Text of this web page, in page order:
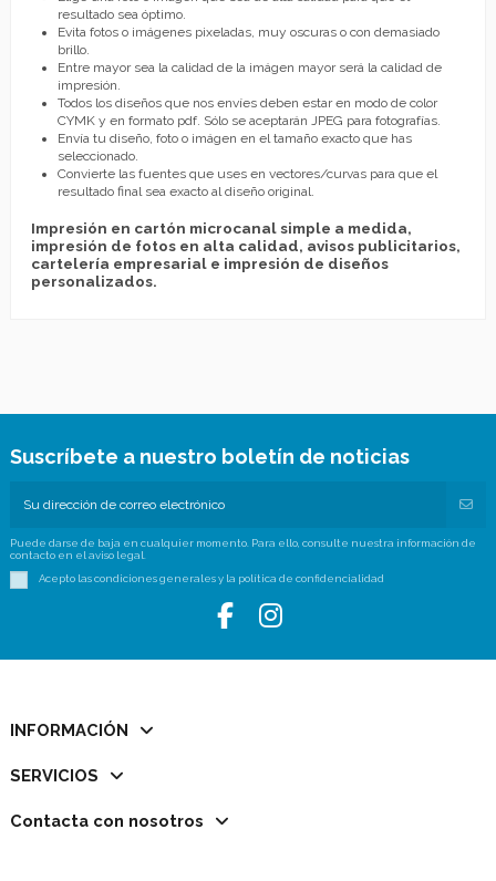
resultado sea óptimo.
Evita fotos o imágenes pixeladas, muy oscuras o con demasiado
brillo.
Entre mayor sea la calidad de la imágen mayor será la calidad de
impresión.
Todos los diseños que nos envíes deben estar en modo de color
CYMK y en formato pdf. Sólo se aceptarán JPEG para fotografías.
Envía tu diseño, foto o imágen en el tamaño exacto que has
seleccionado.
Convierte las fuentes que uses en vectores/curvas para que el
resultado final sea exacto al diseño original.
Impresión en cartón microcanal simple a medida,
impresión de fotos en alta calidad, avisos publicitarios,
cartelería empresarial e impresión de diseños
personalizados.
Suscríbete a nuestro boletín de noticias
Puede darse de baja en cualquier momento. Para ello, consulte nuestra información de
contacto en el aviso legal.
Acepto las condiciones generales y la política de confidencialidad
INFORMACIÓN
SERVICIOS
Contacta con nosotros